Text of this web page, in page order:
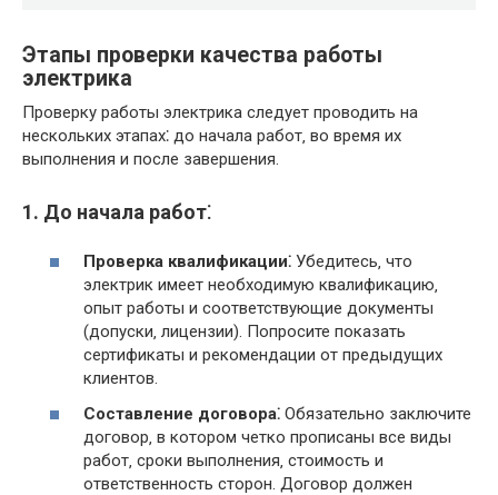
Этапы проверки качества работы
электрика
Проверку работы электрика следует проводить на
нескольких этапах⁚ до начала работ‚ во время их
выполнения и после завершения.
1. До начала работ⁚
Проверка квалификации⁚ Убедитесь‚ что
электрик имеет необходимую квалификацию‚
опыт работы и соответствующие документы
(допуски‚ лицензии). Попросите показать
сертификаты и рекомендации от предыдущих
клиентов.
Составление договора⁚ Обязательно заключите
договор‚ в котором четко прописаны все виды
работ‚ сроки выполнения‚ стоимость и
ответственность сторон. Договор должен